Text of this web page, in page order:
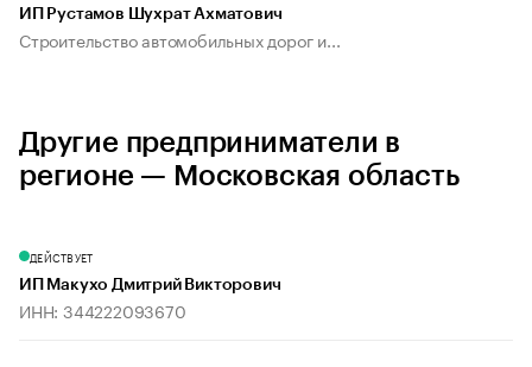
ИП Рустамов Шухрат Ахматович
Строительство автомобильных дорог и...
Другие предприниматели в
регионе — Московская область
ДЕЙСТВУЕТ
ИП Макухо Дмитрий Викторович
ИНН: 344222093670